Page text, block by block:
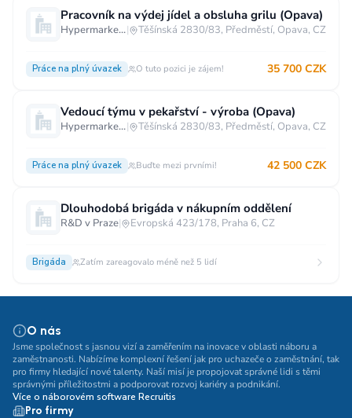
Pracovník na výdej jídel a obsluha grilu (Opava)
Hypermarket - Opava| Těšínská 2830/83, Předměstí, Opava, CZ
Práce na plný úvazek O tuto pozici je zájem! 35 700 CZK
Vedoucí týmu v pekařství - výroba (Opava)
Hypermarket - Opava| Těšínská 2830/83, Předměstí, Opava, CZ
Práce na plný úvazek Buďte mezi prvními! 42 500 CZK
Dlouhodobá brigáda v nákupním oddělení
R&D v Praze| Evropská 423/178, Praha 6, CZ
Brigáda Zatím zareagovalo méně než 5 lidí
O nás
Jsme společnost s jasnou vizí a zaměřením na inovace v oblasti náboru a
zaměstnanosti. Nabízíme komplexní řešení jak pro uchazeče o zaměstnání, tak
pro firmy hledající nové talenty. Naší misí je propojovat správné lidi s těmi
správnými příležitostmi a podporovat rozvoj kariéry a podnikání.
Více o náborovém software Recruitis
Pro firmy